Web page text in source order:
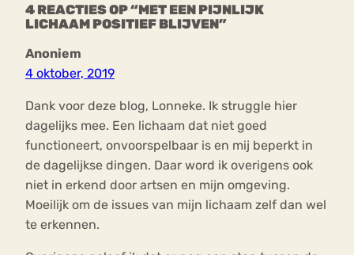
4 REACTIES OP “MET EEN PIJNLIJK
LICHAAM POSITIEF BLIJVEN”
Anoniem
4 oktober, 2019
Dank voor deze blog, Lonneke. Ik struggle hier
dagelijks mee. Een lichaam dat niet goed
functioneert, onvoorspelbaar is en mij beperkt in
de dagelijkse dingen. Daar word ik overigens ook
niet in erkend door artsen en mijn omgeving.
Moeilijk om de issues van mijn lichaam zelf dan wel
te erkennen.